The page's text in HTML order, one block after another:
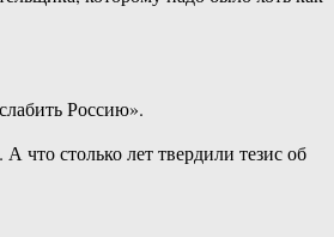
Россию».
что столько лет твердили тезис об